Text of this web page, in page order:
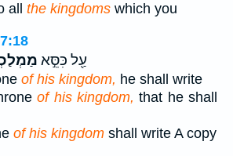
all the kingdoms which you
עַ֖ל כִּסֵּ֣א
of his kingdom, he shall write
of his kingdom, that he shall
of his kingdom shall write A copy